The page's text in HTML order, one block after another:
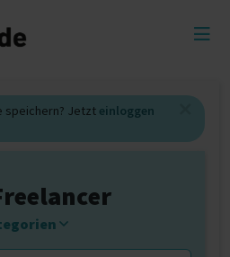
speichern? Jetzt einloggen